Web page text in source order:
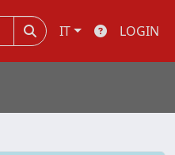
IT LOGIN